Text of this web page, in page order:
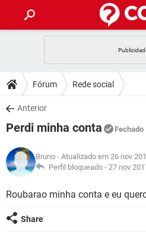
CELULAR
OUTLOOK
INSTAGRAM
GUIA DE COMPRAS
DICAS
JOGOS
INSTAGRAM
GUIA DE COMPRAS
DOWNLOADS
JOGOS
CELULAR
OUTLOOK
INSTAGRAM
JOGOS
CELULAR
OUTLOOK
INSTAGRAM
GLOSSÁRIO
JOGOS
Fórum Rede social
Anterior
Perdi minha conta Fechado
Bruno - Atualizado em 26 nov
Perfil bloqueado - 27 nov
Roubarao minha conta e eu
Share